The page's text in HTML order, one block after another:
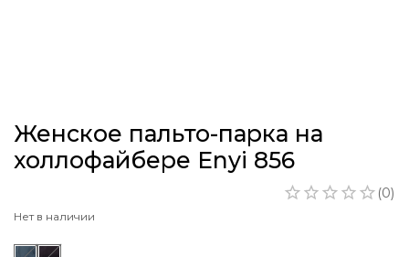
Женское пальто-парка на
холлофайбере Enyi 856
(0)
Нет в наличии